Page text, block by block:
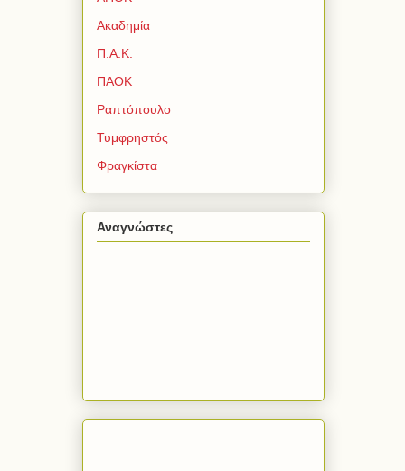
Ακαδημία
Π.Α.Κ.
ΠΑΟΚ
Ραπτόπουλο
Τυμφρηστός
Φραγκίστα
Αναγνώστες